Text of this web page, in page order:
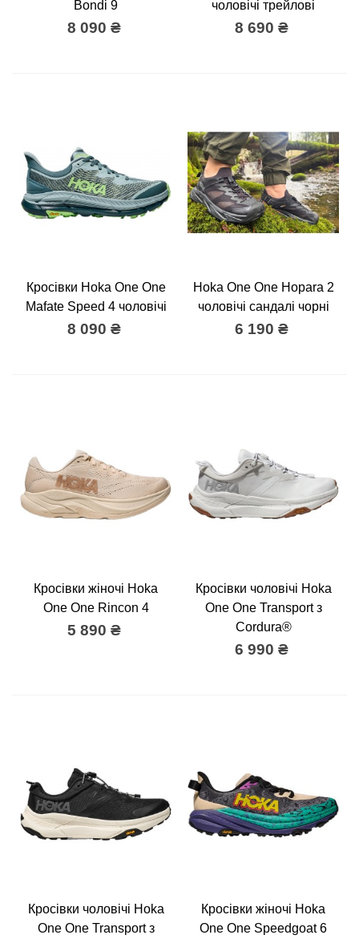
Bondi 9
8 090 ₴
чоловічі трейлові
8 690 ₴
Кросівки Hoka One One
Mafate Speed 4 чоловічі
8 090 ₴
Hoka One One Hopara 2
чоловічі сандалі чорні
6 190 ₴
Кросівки жіночі Hoka
One One Rincon 4
5 890 ₴
Кросівки чоловічі Hoka
One One Transport з
Cordura®
6 990 ₴
Кросівки чоловічі Hoka
One One Transport з
Кросівки жіночі Hoka
One One Speedgoat 6